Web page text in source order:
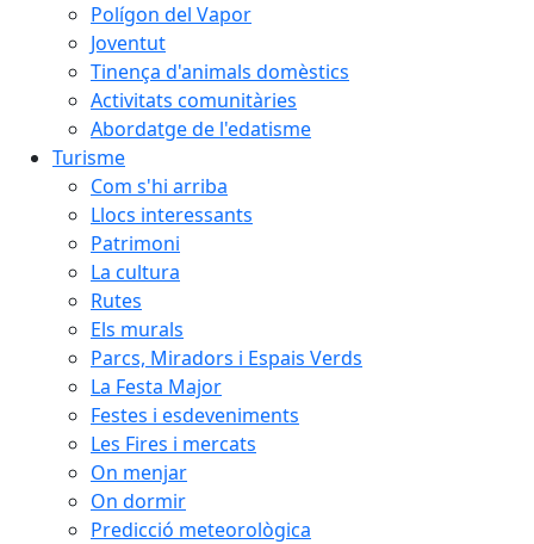
Polígon del Vapor
Joventut
Tinença d'animals domèstics
Activitats comunitàries
Abordatge de l'edatisme
Turisme
Com s'hi arriba
Llocs interessants
Patrimoni
La cultura
Rutes
Els murals
Parcs, Miradors i Espais Verds
La Festa Major
Festes i esdeveniments
Les Fires i mercats
On menjar
On dormir
Predicció meteorològica